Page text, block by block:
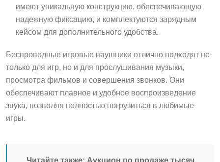
имеют уникальную конструкцию, обеспечивающую
надежную фиксацию, и комплектуются зарядным
кейсом для дополнительного удобства.
Беспроводные игровые наушники отлично подходят не
только для игр, но и для прослушивания музыки,
просмотра фильмов и совершения звонков. Они
обеспечивают плавное и удобное воспроизведение
звука, позволяя полностью погрузиться в любимые
игры.
Читайте также: Аукцион по продаже тысяч